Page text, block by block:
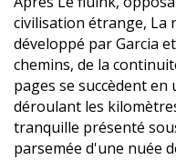
civilisation étrange, La
développé par Garcia
chemins, de la
pages se succèdent
déroulant les
tranquille présenté
parsemée d'une nuée